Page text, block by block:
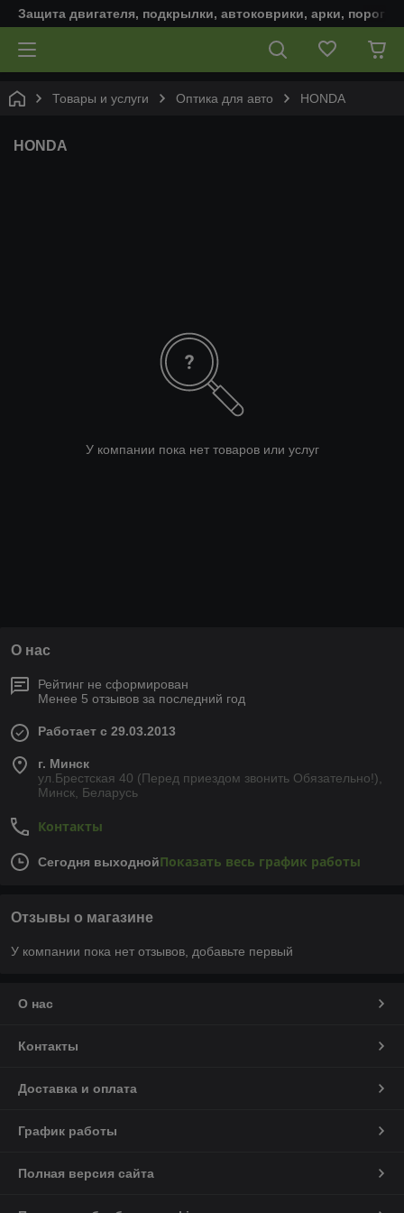
Защита двигателя, подкрылки, автоковрики, арки,
Товары и услуги Оптика для авто HONDA
HONDA
У компании пока нет товаров или услуг
О нас
Рейтинг не сформирован
Менее 5 отзывов за последний год
Работает с 29.03.2013
г. Минск
ул.Брестская 40 (Перед приездом звонить Обязательно!),
Минск, Беларусь
Контакты
Сегодня выходнойПоказать весь график работы
Отзывы о магазине
У компании пока нет отзывов, добавьте первый
О нас
Контакты
Доставка и оплата
График работы
Полная версия сайта